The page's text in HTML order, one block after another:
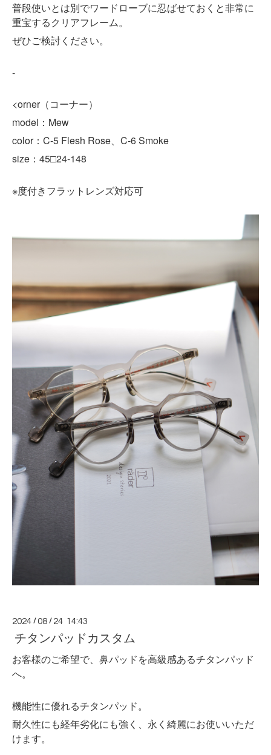
普段使いとは別でワードローブに忍ばせておくと非常に
重宝するクリアフレーム。
ぜひご検討ください。
-
<orner（コーナー）
model：Mew
color：C-5 Flesh Rose、C-6 Smoke
size：45□24-148
※度付きフラットレンズ対応可
2024 /08 / 24 14:43
チタンパッドカスタム
お客様のご希望で、鼻パッドを高級感あるチタンパッド
へ。
機能性に優れるチタンパッド。
耐久性にも経年劣化にも強く、永く綺麗にお使いいただ
けます。